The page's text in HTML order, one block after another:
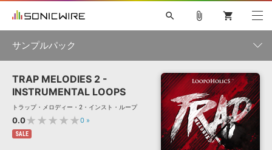
ソフト音源 »
プラグイン・エフェクト »
キャンペーン »
search
初音ミク NT 鏡音リン・レン V4X 巡音ルカ V4X
MEIKO V3
KAITO V3
VOCALOID TOONTRACK
SPITFIRE AUDIO
VIENNA
EZ DRUMMER 3 SERUM
ライセンスフリーBGM
ボーカル抜き出し
DUBSTEP
MUTANT
ROUTER.FM
attach_file shopping_cart
サンプルパック
製品一覧
ジャンル
TRAP MELODIES 2 -
INSTRUMENTAL LOOPS
トラップ・メロディー・2・インスト・ループ
0.0★★★★★0 »
SALE